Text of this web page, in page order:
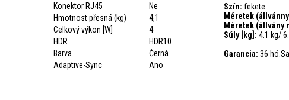
Konektor RJ45
Ne
Hmotnost přesná (kg)
4,1
Celkový výkon [W]
4
HDR
HDR10
Barva
Černá
Adaptive-Sync
Ano
Szín: fekete
Méretek
Méretek (állvány
Súly [kg]: 4.1 kg/
Garancia: 36